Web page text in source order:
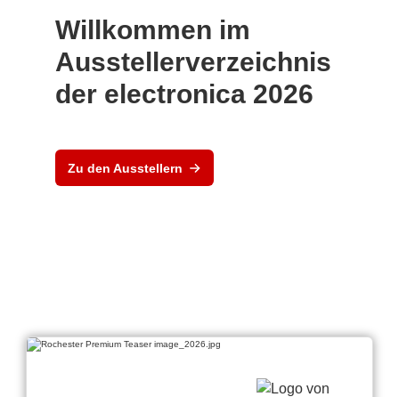
Willkommen im
Ausstellerverzeichnis
der electronica 2026
Zu den Ausstellern